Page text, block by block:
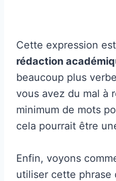
Cette expression est
rédaction
beaucoup plus
vous avez du mal à
minimum de mots
cela pourrait être
Enfin, voyons
utiliser cette phrase